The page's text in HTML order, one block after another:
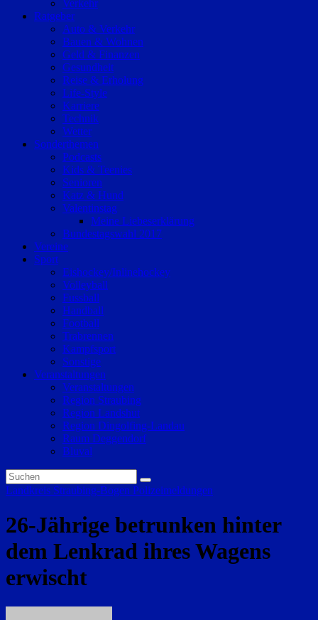
Verkehr
Ratgeber
Auto & Verkehr
Bauen & Wohnen
Geld & Finanzen
Gesundheit
Reise & Erholung
Life-Style
Karriere
Technik
Wetter
Sonderthemen
Podcasts
Kids & Teenies
Senioren
Katz & Hund
Valentinstag
Meine Liebeserklärung
Bundestagswahl 2017
Vereine
Sport
Eishockey/Inlinehockey
Volleyball
Fussball
Handball
Football
Trabrennen
Kampfsport
Sonstige
Veranstaltungen
Veranstaltungen
Region Straubing
Region Landshut
Region Dingolfing-Landau
Raum Deggendorf
Bluval
Landkreis Straubing-Bogen Polizeimeldungen
26-Jährige betrunken hinter
dem Lenkrad ihres Wagens
erwischt